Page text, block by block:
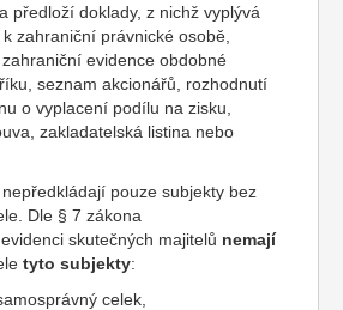
předloží doklady, z nichž vyplývá
zahraniční právnické osobě,
evidence obdobné
seznam akcionářů, rozhodnutí
o vyplacení podílu na zisku,
zakladatelská listina nebo
pouze subjekty bez
Dle § 7 zákona
skutečných majitelů nemají
tyto subjekty:
celek,